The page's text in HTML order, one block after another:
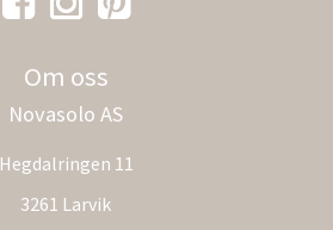
Om oss
Novasolo AS
Hegdalringen 11
3261 Larvik